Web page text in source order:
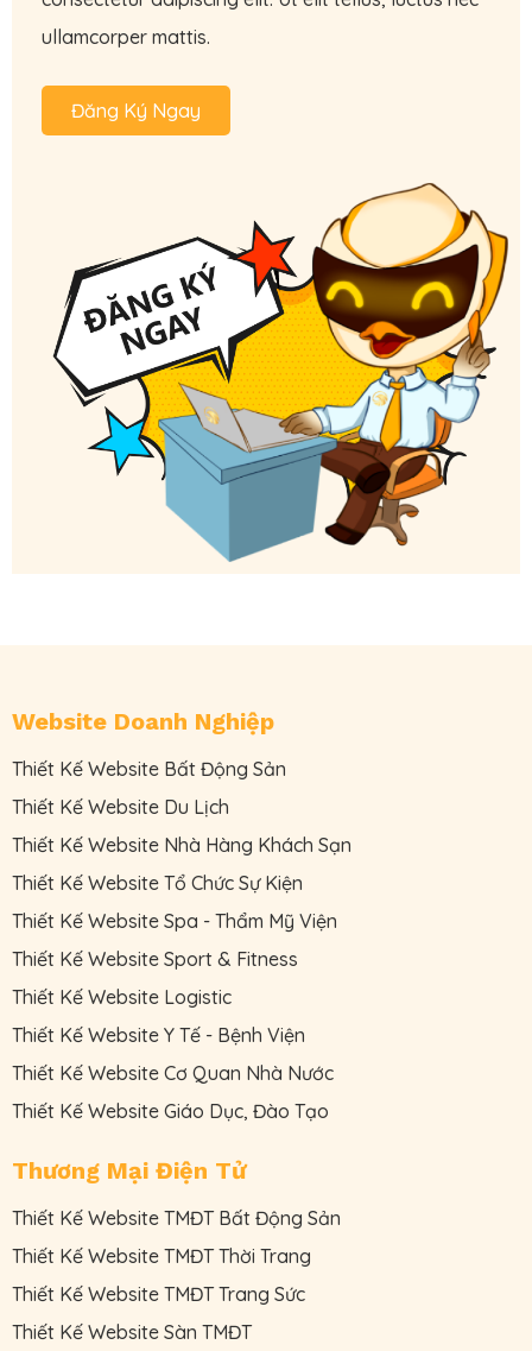
ullamcorper mattis.
Đăng Ký Ngay
Website Doanh Nghiệp
Thiết Kế Website Bất Động Sản
Thiết Kế Website Du Lịch
Thiết Kế Website Nhà Hàng Khách Sạn
Thiết Kế Website Tổ Chức Sự Kiện
Thiết Kế Website Spa - Thẩm Mỹ Viện
Thiết Kế Website Sport & Fitness
Thiết Kế Website Logistic
Thiết Kế Website Y Tế - Bệnh Viện
Thiết Kế Website Cơ Quan Nhà Nước
Thiết Kế Website Giáo Dục, Đào Tạo
Thương Mại Điện Tử
Thiết Kế Website TMĐT Bất Động Sản
Thiết Kế Website TMĐT Thời Trang
Thiết Kế Website TMĐT Trang Sức
Thiết Kế Website Sàn TMĐT